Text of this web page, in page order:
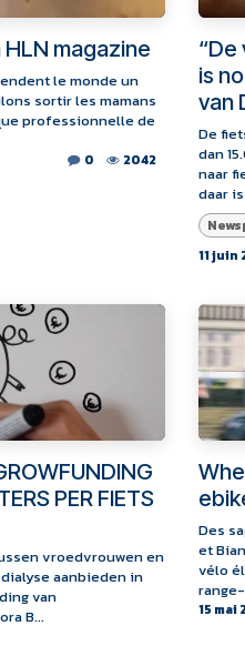
magazine
le monde un
sortir les mamans
professionnelle de
0 2042
“De
is
van
De
dan
naar
daar
11 juin
PER FIETS
vroedvrouwen en
aanbieden in
van
B...
Des
et
vélo
15 mai